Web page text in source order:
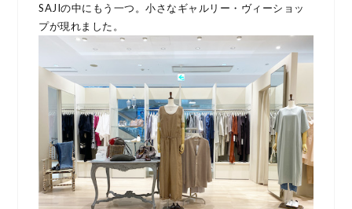
SAJIの中にもう一つ。小さなギャルリー・ヴィーショッ
プが現れました。